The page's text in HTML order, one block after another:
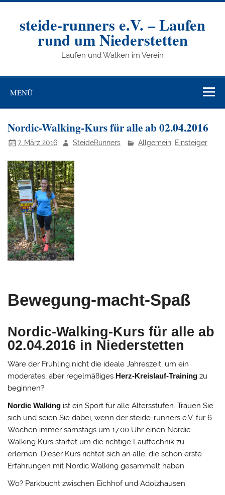
Zum
steide-runners e.V. – Laufen
rund um Niederstetten
Laufen und Walken im Verein
MENÜ
Nordic-Walking-Kurs für alle ab 02.04.2016
7. März 2016 SteideRunners Allgemein, Einsteiger
Bewegung-macht-Spaß
Nordic-Walking-Kurs für alle ab
02.04.2016 in Niederstetten
Wäre der Frühling nicht die ideale Jahreszeit, um ein
moderates, aber regelmäßiges Herz-Kreislauf-Training zu
beginnen?
Nordic Walking ist ein Sport für alle Altersstufen. Trauen Sie
sich und seien Sie dabei, wenn der steide-runners e.V. für 6
Wochen immer samstags um 17.00 Uhr einen Nordic
Walking Kurs startet um die richtige Lauftechnik zu
erlernen. Dieser Kurs richtet sich an alle, die schon erste
Erfahrungen mit Nordic Walking gesammelt haben.
Wo? Parkbucht zwischen Eichhof und Adolzhausen